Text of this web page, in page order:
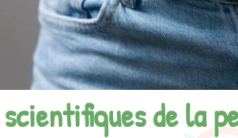
scientifiques de la